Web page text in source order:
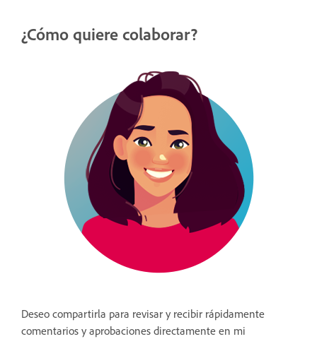
¿Cómo quiere colaborar?
Deseo compartirla para revisar y recibir rápidamente
comentarios y aprobaciones directamente en mi